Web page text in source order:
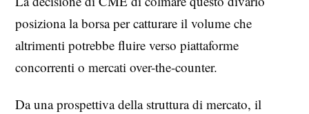
posiziona la borsa per catturare il volume che
altrimenti potrebbe fluire verso piattaforme
concorrenti o mercati over-the-counter.
Da una prospettiva della struttura di mercato, il